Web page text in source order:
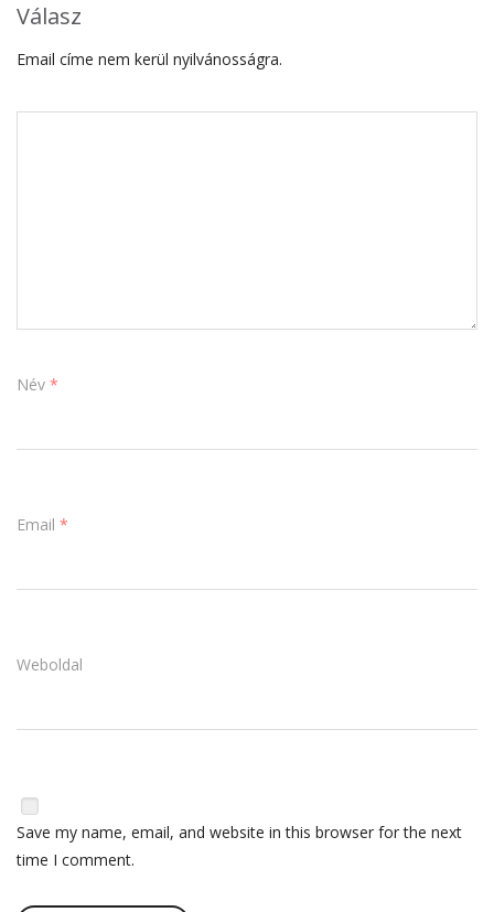
Válasz
Email címe nem kerül nyilvánosságra.
Név *
Email *
Weboldal
Save my name, email, and website in this browser for the next
time I comment.